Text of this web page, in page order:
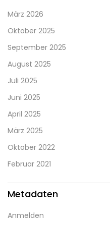
März 2026
Oktober 2025
September 2025
August 2025
Juli 2025
Juni 2025
April 2025
März 2025
Oktober 2022
Februar 2021
Metadaten
Anmelden